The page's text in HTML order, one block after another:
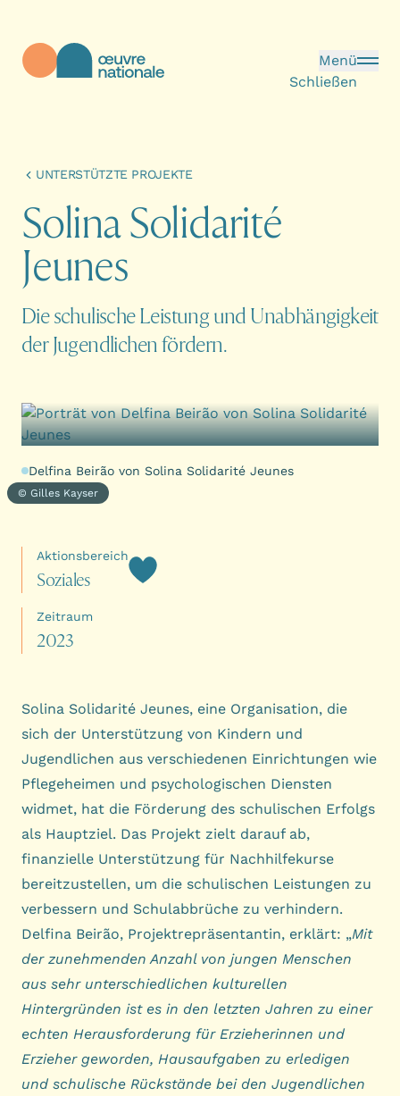
Menü
Schließen
UNTERSTÜTZTE PROJEKTE
SolinaSolidarité
Jeunes
Die schulische Leistung und Unabhängigkeit
der Jugendlichen fördern.
Delfina Beirão von Solina Solidarité Jeunes
© Gilles Kayser
Aktionsbereich
Soziales
Zeitraum
2023
Solina Solidarité Jeunes, eine Organisation, die
sich der Unterstützung von Kindern und
Jugendlichen aus verschiedenen Einrichtungen wie
Pflegeheimen und psychologischen Diensten
widmet, hat die Förderung des schulischen Erfolgs
als Hauptziel. Das Projekt zielt darauf ab,
finanzielle Unterstützung für Nachhilfekurse
bereitzustellen, um die schulischen Leistungen zu
verbessern und Schulabbrüche zu verhindern.
Delfina Beirão, Projektrepräsentantin, erklärt: „Mit
der zunehmenden Anzahl von jungen Menschen
aus sehr unterschiedlichen kulturellen
Hintergründen ist es in den letzten Jahren zu einer
echten Herausforderung für Erzieherinnen und
Erzieher geworden, Hausaufgaben zu erledigen
und schulische Rückstände bei den Jugendlichen